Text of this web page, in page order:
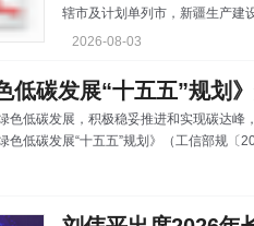
辖市及计划单列市，新疆生产建
通信管理局，有关中央企业，
月15日附：工业和信息化部关于
2026-08-03
低碳发展“十五五”规划
色低碳发展，积极稳妥推进和实现碳达
色低碳发展“十五五”规划》（工信部规
司负责同志就《规划》有关情况回答了